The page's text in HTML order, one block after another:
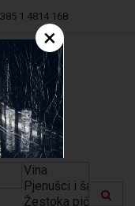
1 4814 168
EN
×